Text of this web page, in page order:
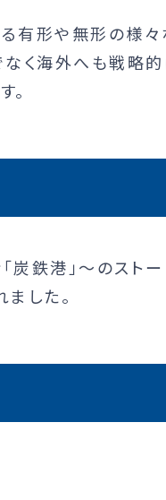
有形や無形の様
く海外へも戦略的
。
鉄港」～のスト
した。